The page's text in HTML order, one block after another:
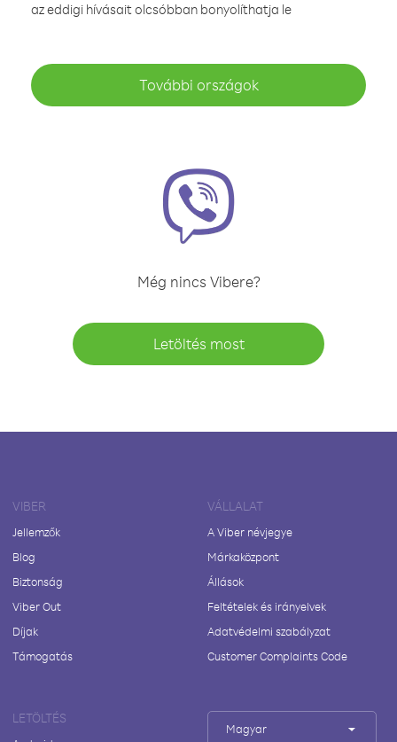
az eddigi hívásait olcsóbban bonyolíthatja le
További országok
Még nincs Vibere?
Letöltés most
VIBER
Jellemzők
Blog
Biztonság
Viber Out
Díjak
Támogatás
VÁLLALAT
A Viber névjegye
Márkaközpont
Állások
Feltételek és irányelvek
Adatvédelmi szabályzat
Customer Complaints Code
LETÖLTÉS
Magyar